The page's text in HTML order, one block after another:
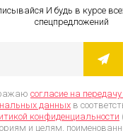
И будь в курсе
спецпредложений
согласие на
данных в
конфиденциальности
и целям,